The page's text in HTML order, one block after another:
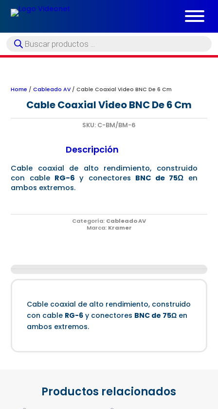
Búsqueda
de
Home /Cableado AV / Cable Coaxial Video BNC De 6 Cm
Cable Coaxial Video BNC De 6 Cm
SKU: C-BM/BM-6
Descripción
Cable coaxial de alto rendimiento, construido
con cable RG-6 y conectores BNC de 75Ω en
ambos extremos.
Categoría: Cableado AV
Marca: Kramer
Cable coaxial de alto rendimiento, construido
con cable RG-6 y conectores BNC de 75Ω en
ambos extremos.
Productos relacionados